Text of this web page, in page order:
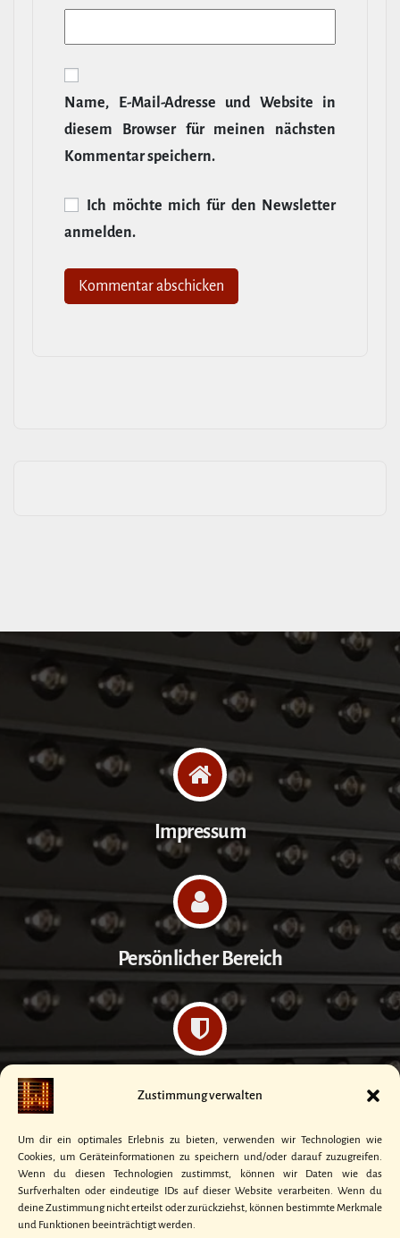
Zustimmung verwalten
Um dir ein optimales Erlebnis zu bieten, verwenden wir Technologien wie
Cookies, um Geräteinformationen zu speichern und/oder darauf zuzugreifen.
Wenn du diesen Technologien zustimmst, können wir Daten wie das
Surfverhalten oder eindeutige IDs auf dieser Website verarbeiten. Wenn du
deine Zustimmung nicht erteilst oder zurückziehst, können bestimmte Merkmale
und Funktionen beeinträchtigt werden.
Name, E‑Mail-​Adresse und Website in
diesem Browser für meinen nächsten
Kommentar speichern.
Ich möchte mich für den News­letter
anmelden.
Impressum
Persönlicher Bereich
Datenschutzerklärung
Kontakt